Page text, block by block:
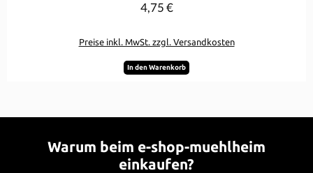
Regulärer Preis:
4,75 €
Preise inkl. MwSt. zzgl. Versandkosten
In den Warenkorb
Warum beim e-shop-muehlheim
einkaufen?